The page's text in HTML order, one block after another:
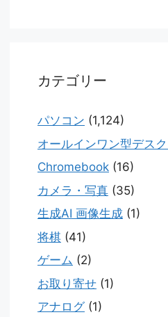
カテゴリー
パソコン (1,124)
オールインワン型デス
Chromebook (16)
カメラ・写真 (35)
生成AI 画像生成 (1)
将棋 (41)
ゲーム (2)
お取り寄せ (1)
アナログ(1)